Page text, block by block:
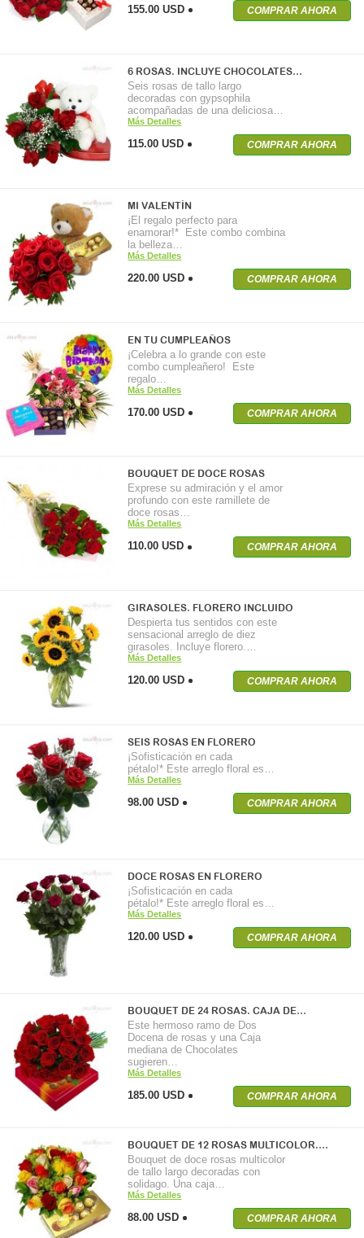
155.00 USD COMPRAR AHORA
6 ROSAS. INCLUYE CHOCOLATES…
Seis rosas de tallo largo
decoradas con gypsophila
acompañadas de una deliciosa…
Más Detalles
115.00 USD COMPRAR AHORA
MI VALENTÍN
¡El regalo perfecto para
enamorar!* Este combo combina
la belleza…
Más Detalles
220.00 USD COMPRAR AHORA
EN TU CUMPLEAÑOS
¡Celebra a lo grande con este
combo cumpleañero! Este
regalo…
Más Detalles
170.00 USD COMPRAR AHORA
BOUQUET DE DOCE ROSAS
Exprese su admiración y el amor
profundo con este ramillete de
doce rosas…
Más Detalles
110.00 USD COMPRAR AHORA
GIRASOLES. FLORERO INCLUIDO
Despierta tus sentidos con este
sensacional arreglo de diez
girasoles. Incluye florero.…
Más Detalles
120.00 USD COMPRAR AHORA
SEIS ROSAS EN FLORERO
¡Sofisticación en cada
pétalo!* Este arreglo floral es…
Más Detalles
98.00 USD COMPRAR AHORA
DOCE ROSAS EN FLORERO
¡Sofisticación en cada
pétalo!* Este arreglo floral es…
Más Detalles
120.00 USD COMPRAR AHORA
BOUQUET DE 24 ROSAS. CAJA DE…
Este hermoso ramo de Dos
Docena de rosas y una Caja
mediana de Chocolates
sugieren…
Más Detalles
185.00 USD COMPRAR AHORA
BOUQUET DE 12 ROSAS MULTICOLOR.…
Bouquet de doce rosas multicolor
de tallo largo decoradas con
solidago. Una caja…
Más Detalles
88.00 USD COMPRAR AHORA